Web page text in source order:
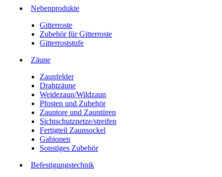
Nebenprodukte
Gitterroste
Zubehör für Gitterroste
Gitterroststufe
Zäune
Zaunfelder
Drahtzäune
Weidezaun/Wildzaun
Pfosten und Zubehör
Zauntore und Zauntüren
Sichtschutznetze/streifen
Fertigteil Zaunsockel
Gabionen
Sonstiges Zubehör
Befesti­gungstechnik